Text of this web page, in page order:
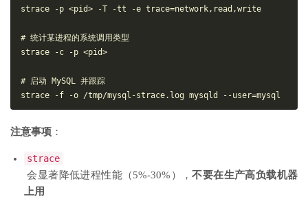
strace -p <pid> -T -tt -e trace=network,read,write
# 统计某进程的系统调用类型
strace -c -p <pid>
# 启动 MySQL 并跟踪
注意事项 ：
strace
会显著降低进程性能（5%-30%），不要在生产高负载机器
上用